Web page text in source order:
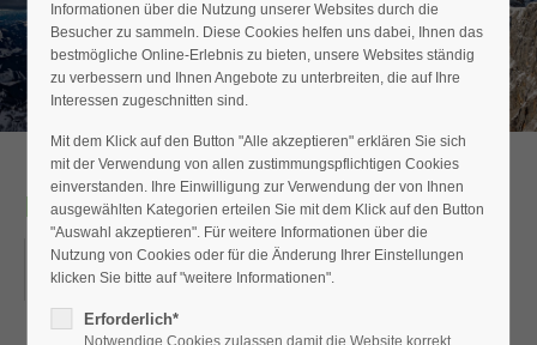
Der Eintrag "offcanvas-col3" existiert leider nicht.
Der Eintrag "offcanvas-col4" existiert leider nicht.
Hochtour Zillertal
11.07.2026–12.07.2026
ORT: PLAUENER HÜTTE
Informationen über die Nutzung unserer Websites durch die
Besucher zu sammeln. Diese Cookies helfen uns dabei, Ihnen das
bestmögliche Online-Erlebnis zu bieten, unsere Websites ständig
zu verbessern und Ihnen Angebote zu unterbreiten, die auf Ihre
Interessen zugeschnitten sind.
Mit dem Klick auf den Button "Alle akzeptieren" erklären Sie sich
mit der Verwendung von allen zustimmungspflichtigen Cookies
einverstanden. Ihre Einwilligung zur Verwendung der von Ihnen
ausgewählten Kategorien erteilen Sie mit dem Klick auf den Button
"Auswahl akzeptieren". Für weitere Informationen über die
Nutzung von Cookies oder für die Änderung Ihrer Einstellungen
klicken Sie bitte auf "weitere Informationen".
Erforderlich*
Notwendige Cookies zulassen damit die Website korrekt